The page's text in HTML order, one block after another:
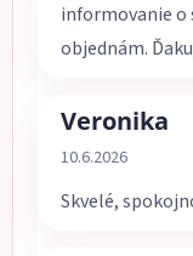
informovanie o
objednám.
Veronika
Hodnotenie
10.6.2026
Skvelé,